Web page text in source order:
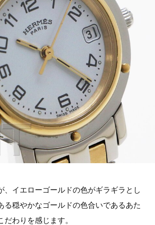
、イエローゴールドの色がギラギラとし
る穏やかなゴールドの色合いであるあた
だわりを感じます。